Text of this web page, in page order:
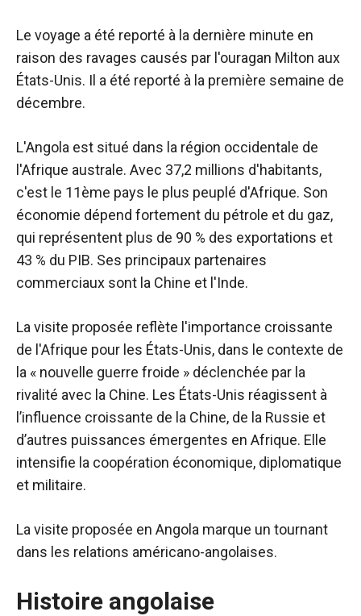
Le voyage a été reporté à la dernière minute en
raison des ravages causés par l'ouragan Milton aux
États-Unis. Il a été reporté à la première semaine de
décembre.
L'Angola est situé dans la région occidentale de
l'Afrique australe. Avec 37,2 millions d'habitants,
c'est le 11ème pays le plus peuplé d'Afrique. Son
économie dépend fortement du pétrole et du gaz,
qui représentent plus de 90 % des exportations et
43 % du PIB. Ses principaux partenaires
commerciaux sont la Chine et l'Inde.
La visite proposée reflète l'importance croissante
de l'Afrique pour les États-Unis, dans le contexte de
la « nouvelle guerre froide » déclenchée par la
rivalité avec la Chine. Les États-Unis réagissent à
l’influence croissante de la Chine, de la Russie et
d’autres puissances émergentes en Afrique. Elle
intensifie la coopération économique, diplomatique
et militaire.
La visite proposée en Angola marque un tournant
dans les relations américano-angolaises.
Histoire angolaise